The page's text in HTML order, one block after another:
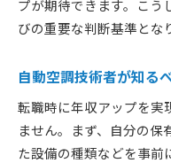
プが期待できます。こう
びの重要な判断基準とな
自動空調技術者が知る
転職時に年収アップを実
ません。まず、自分の保
た設備の種類などを事前